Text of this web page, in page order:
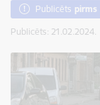
Publicēts pirms
Publicēts: 21.02.2024.